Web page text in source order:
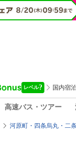
高速バス・ツアー
河原町・四条烏丸・二